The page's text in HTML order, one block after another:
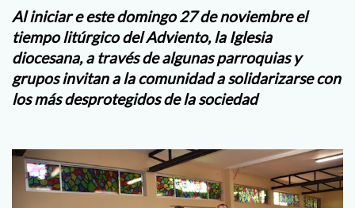
Al iniciar e este domingo 27 de noviembre el
tiempo litúrgico del Adviento, la Iglesia
diocesana, a través de algunas parroquias y
grupos invitan a la comunidad a solidarizarse con
los más desprotegidos de la sociedad